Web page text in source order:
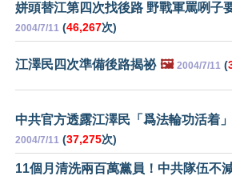
姘頭替江第四次找後路 野戰軍罵咧子
2004/7/11 (46,267次)
江澤民四次準備後路揭祕 🖼️ 2004/7/11 (
中共官方透露江澤民「爲法輪功活着
2004/7/11 (37,275次)
11個月清洗兩百萬黨員！中共隊伍不